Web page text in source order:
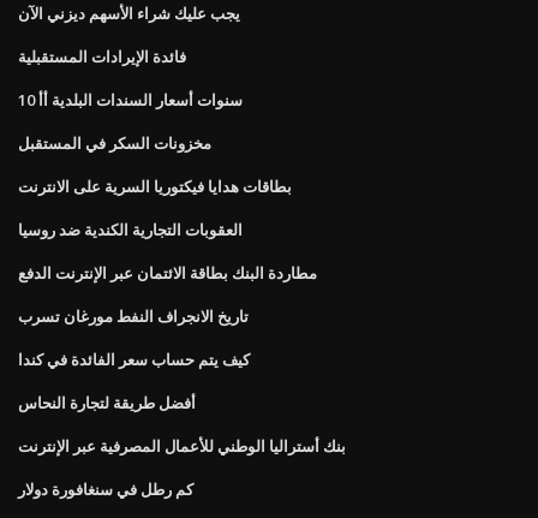
يجب عليك شراء الأسهم ديزني الآن
فائدة الإيرادات المستقبلية
10 سنوات أسعار السندات البلدية أأ
مخزونات السكر في المستقبل
بطاقات هدايا فيكتوريا السرية على الانترنت
العقوبات التجارية الكندية ضد روسيا
مطاردة البنك بطاقة الائتمان عبر الإنترنت الدفع
تاريخ الانجراف النفط مورغان تسرب
كيف يتم حساب سعر الفائدة في كندا
أفضل طريقة لتجارة النحاس
بنك أستراليا الوطني للأعمال المصرفية عبر الإنترنت
كم رطل في سنغافورة دولار